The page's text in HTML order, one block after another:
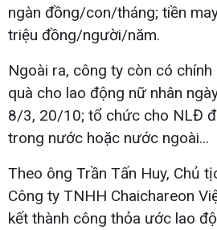
ngàn đồng/con/tháng; tiền
triệu đồng/người/năm.
Ngoài ra, công ty còn có
quà cho lao động nữ nhân
8/3, 20/10; tổ chức cho NLĐ
trong nước hoặc nước ngoài...
Theo ông Trần Tấn Huy, Chủ
Công ty TNHH Chaichareon
kết thành công thỏa ước lao